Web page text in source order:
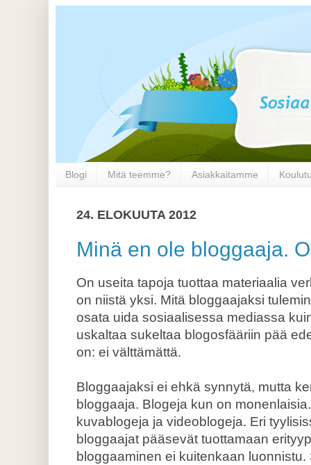
Blogi Mitä teemme? Asiakkaitamme
24. ELOKUUTA 2012
Minä en ole bloggaaja.
On useita tapoja tuottaa materiaalia
on niistä yksi. Mitä bloggaajaksi
osata uida sosiaalisessa mediassa
uskaltaa sukeltaa blogosfääriin pää
on: ei välttämättä.
Bloggaajaksi ei ehkä synnytä, mutta
bloggaaja. Blogeja kun on
kuvablogeja ja videoblogeja. Eri
bloggaajat pääsevät tuottamaan
bloggaaminen ei kuitenkaan